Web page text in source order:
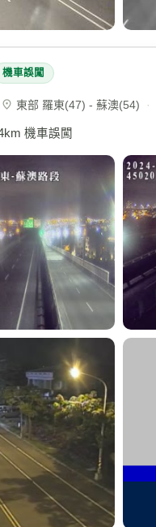
機車誤闖
東部 羅東(47) - 蘇澳(54) ·
機車誤闖